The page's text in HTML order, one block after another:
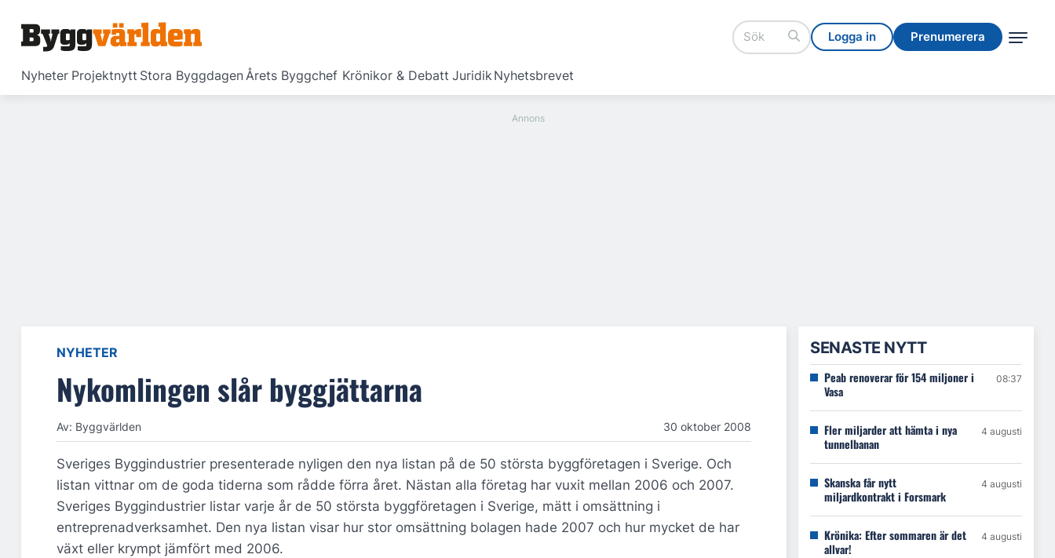
Logga in Prenumerera
Nyheter Projektnytt Stora ByggdagenÅrets Byggchef Krönikor & Debatt JuridikNyhetsbrevet
Logga in Prenumerera
NYHETER
Nykomlingen slår byggjättarna
Av: Byggvärlden 30 oktober 2008
Sveriges Byggindustrier presenterade nyligen den nya listan på de 50 största byggföretagen i Sverige. Och
listan vittnar om de goda tiderna som rådde förra året. Nästan alla företag har vuxit mellan 2006 och 2007.
Sveriges Byggindustrier listar varje år de 50 största byggföretagen i Sverige, mätt i omsättning i
entreprenadverksamhet. Den nya listan visar hur stor omsättning bolagen hade 2007 och hur mycket de har
växt eller krympt jämfört med 2006.
SENASTE NYTT
Peab renoverar för 154 miljoner i
Vasa
08:37
Fler miljarder att hämta i nya
tunnelbanan
4 augusti
Skanska får nytt
miljardkontrakt i Forsmark
4 augusti
Krönika: Efter sommaren är det
allvar!
4 augusti